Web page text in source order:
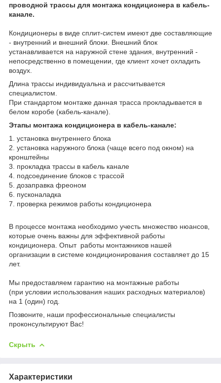
проводной трассы для монтажа кондиционера в кабель-
канале.
Кондиционеры в виде сплит-систем имеют две составляющие
- внутренний и внешний блоки. Внешний блок
устанавливается на наружной стене здания, внутренний -
непосредственно в помещении, где клиент хочет охладить
воздух.
Длина трассы индивидуальна и рассчитывается
специалистом.
При стандартом монтаже данная трасса прокладывается в
белом коробе (кабель-канале).
Этапы монтажа кондиционера в кабель-канале:
1. установка внутреннего блока
2. установка наружного блока (чаще всего под окном) на
кронштейны
3. прокладка трассы в кабель канале
4. подсоединение блоков с трассой
5. дозаправка фреоном
6. пусконаладка
7. проверка режимов работы кондиционера
В процессе монтажа необходимо учесть множество нюансов,
которые очень важны для эффективной работы
кондиционера. Опыт работы монтажников нашей
организации в системе кондиционирования составляет до 15
лет.
Мы предоставляем гарантию на монтажные работы
(при условии использования наших расходных материалов)
на 1 (один) год.
Позвоните, наши профессиональные специалисты
проконсультируют Вас!
Скрыть
Характеристики